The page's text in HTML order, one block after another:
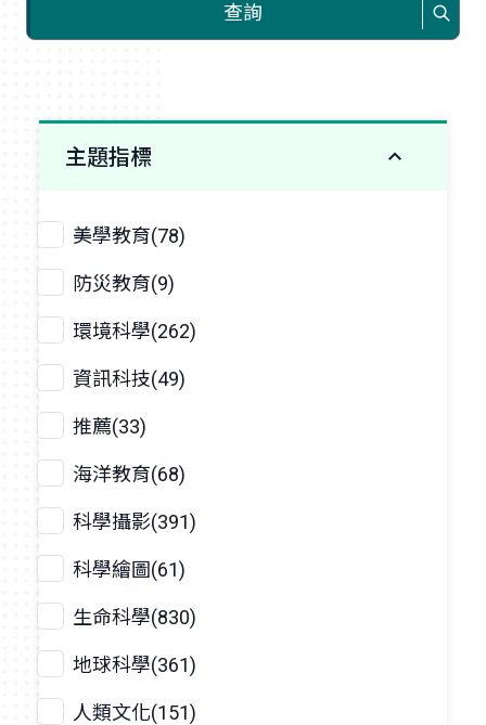
查詢
主題指標
美學教育(78)
防災教育(9)
環境科學(262)
資訊科技(49)
推薦(33)
海洋教育(68)
科學攝影(391)
科學繪圖(61)
生命科學(830)
地球科學(361)
人類文化(151)